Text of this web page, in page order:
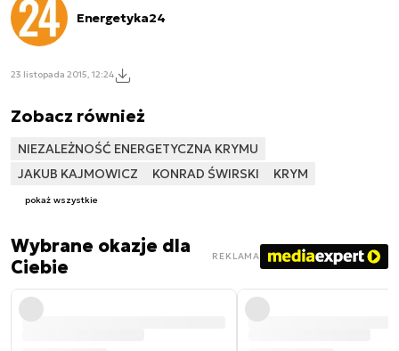
Energetyka24
23 listopada 2015, 12:24
Zobacz również
NIEZALEŻNOŚĆ ENERGETYCZNA KRYMU
JAKUB KAJMOWICZ
KONRAD ŚWIRSKI KRYM
pokaż wszystkie
Wybrane okazje dla
Ciebie
REKLAMA